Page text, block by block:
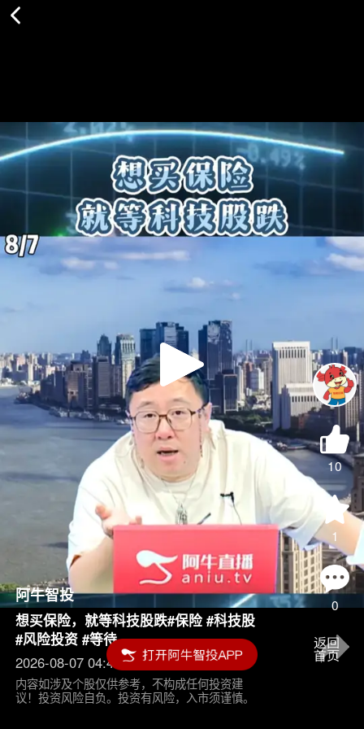
Play
Video
10
1
0
阿牛智投
想买保险，就等科技股跌#保险 #科技股
#风险投资 #等待
2026-08-07 04:45
内容如涉及个股仅供参考，不构成任何投资建
议！投资风险自负。投资有风险，入市须谨慎。